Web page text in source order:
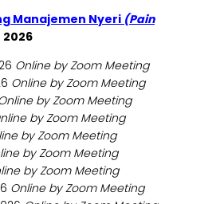
Manajemen Nyeri (Pain
Online by Zoom Meeting
Online by Zoom Meeting
by Zoom Meeting
by Zoom Meeting
by Zoom Meeting
by Zoom Meeting
by Zoom Meeting
Online by Zoom Meeting